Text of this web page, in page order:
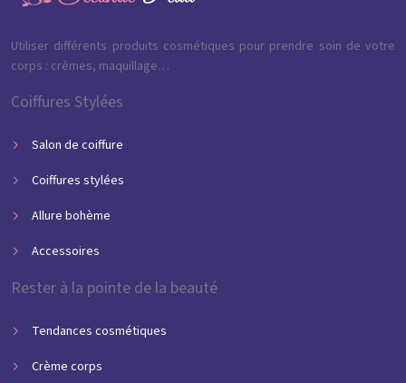
Utiliser différents produits cosmétiques pour prendre soin de votre
corps : crèmes, maquillage…
Coiffures Stylées
Salon de coiffure
Coiffures stylées
Allure bohème
Accessoires
Rester à la pointe de la beauté
Tendances cosmétiques
Crème corps